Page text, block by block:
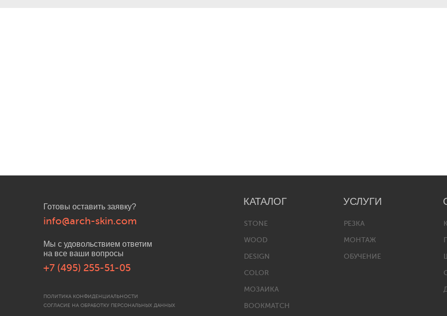
Готовы оставить заявку?
info@arch-skin.com
Мы с удовольствием ответим
на все ваши вопросы
+7 (495) 255-51-05
ПОЛИТИКА КОНФИДЕНЦИАЛЬНОСТИ
СОГЛАСИЕ НА ОБРАБОТКУ ПЕРСОНАЛЬНЫХ ДАННЫХ
КАТАЛОГ
STONE
WOOD
DESIGN
COLOR
МОЗАИКА
BOOKMATCH
УСЛУГИ
РЕЗКА
МОНТАЖ
ОБУЧЕНИЕ